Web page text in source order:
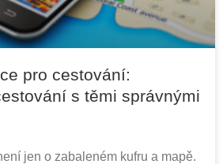
pro cestování:
s těmi správnými
jen o zabaleném kufru a mapě.